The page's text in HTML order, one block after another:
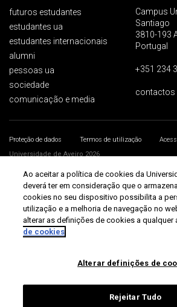
futuros estudantes
estudantes ua
estudantes internacionais
alumni
pessoas ua
sociedade
comunicação e media
Campus
Santiago
3810-193
Portugal
+351 234
contactos
Proteção de dados Termos de utilização
Universidade de Aveiro 2026
Ao aceitar a política de cookies da
deverá ter em consideração que o
cookies no seu dispositivo possibilita a
utilização e a melhoria de navegação no
alterar as definições de cookies a qualquer
de cookies
Alterar definições de
Rejeitar Tudo